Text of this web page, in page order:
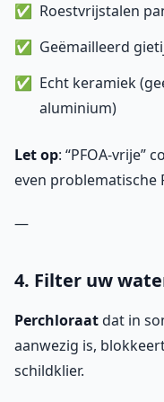
Roestvrijstalen
Geëmailleerd
Echt keramiek
aluminium)
Let op: “PFOA-vrije”
even problematische
—
4. Filter uw
Perchloraatdat in
aanwezig is,
schildklier.